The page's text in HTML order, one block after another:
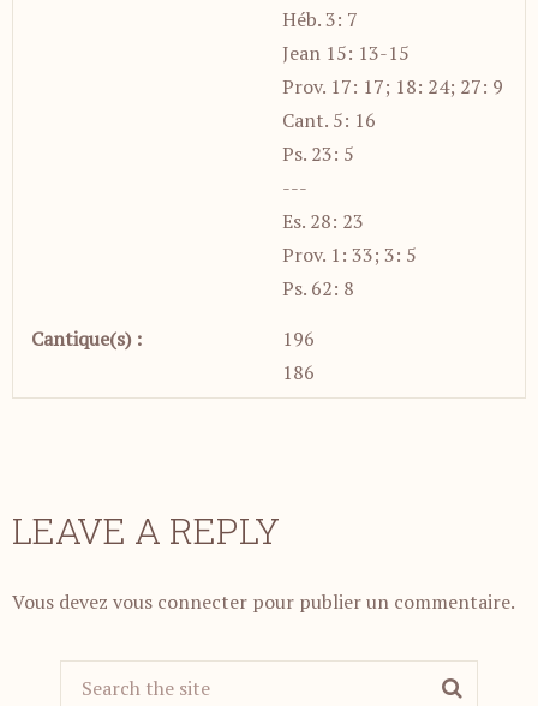
Héb. 3: 7
Jean 15: 13-15
Prov. 17: 17; 18: 24; 27: 9
Cant. 5: 16
Ps. 23: 5
---
Es. 28: 23
Prov. 1: 33; 3: 5
Ps. 62: 8
Cantique(s) :
196
186
LEAVE A REPLY
Vous devez vous connecter pour publier un commentaire.